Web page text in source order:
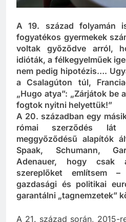
A 19. század folyamán
fogyatékos gyermekek
voltak győződve arról,
idióták, a félkegyelműek
nem pedig hipotézis….
a Csalagúton túl,
„Hugo atya”: „Zárjátok be
fogtok nyitni helyettük!”
A 20. században egy
római szerződés lát
meggyőződésű alapítók
Spaak, Schumann,
Adenauer, hogy csak
szereplőket említsem
gazdasági és politikai